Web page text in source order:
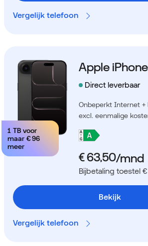
Vergelijk telefoon
1 TB voor
maar € 96
meer
Apple
Direct leverbaar
Onbeperkt Internet +
excl. eenmalige
Bijbetaling toestel
Bekijk
Vergelijk telefoon